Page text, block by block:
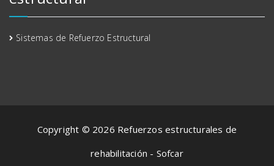
Sistemas de Refuerzo Estructural
Copyright © 2026 Refuerzos estructurales de
rehabilitación - Sofcar